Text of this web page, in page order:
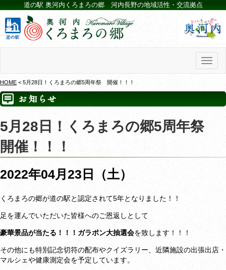
道の駅 奥河内くろまろの郷 河内長野の地域活性・交流拠点
HOME < 5月28日！くろまろの郷5周年祭 開催！！！
5月28日！くろまろの郷5周年祭
開催！！！
2022年04月23日（土）
くろまろの郷が道の駅と認定されて5年となりました！！
足を運んでいただいた皆様へのご恩返しとして
豪華景品が当たる！！！ガラポン大抽選会を致します！！！
その他にも特別記念切符の配布やクイズラリー、近隣施設の出張出店・
マルシェや健康測定会を予定しています。